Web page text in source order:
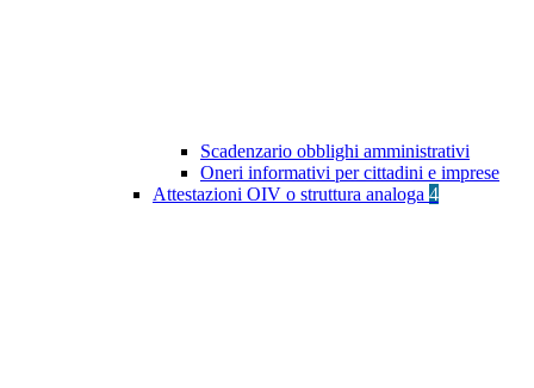
Scadenzario obblighi amministrativi
Oneri informativi per cittadini e imprese
Attestazioni OIV o struttura analoga 4